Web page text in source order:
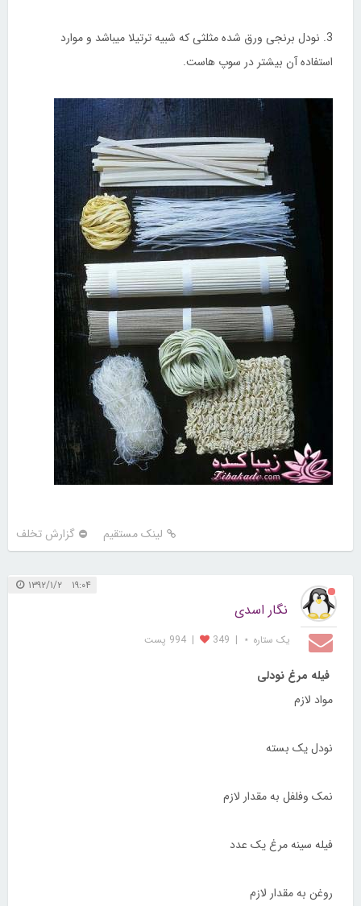
3. نودل برنجی ورق شده مثلثی که شبیه ترتیلا میباشد و موارد
استفاده آن بیشتر در سوپ هاست.
لینک مستقیم گزارش تخلف
۱۹:۰۴ ۱۳۹۲/۱/۲
نگار اسدی
یک ستاره ⋆ |
349
| 994 پست
فیله مرغ نودلی
مواد لازم
نودل یک بسته
نمک وفلفل به مقدار لازم
فیله سینه مرغ یک عدد
روغن به مقدار لازم